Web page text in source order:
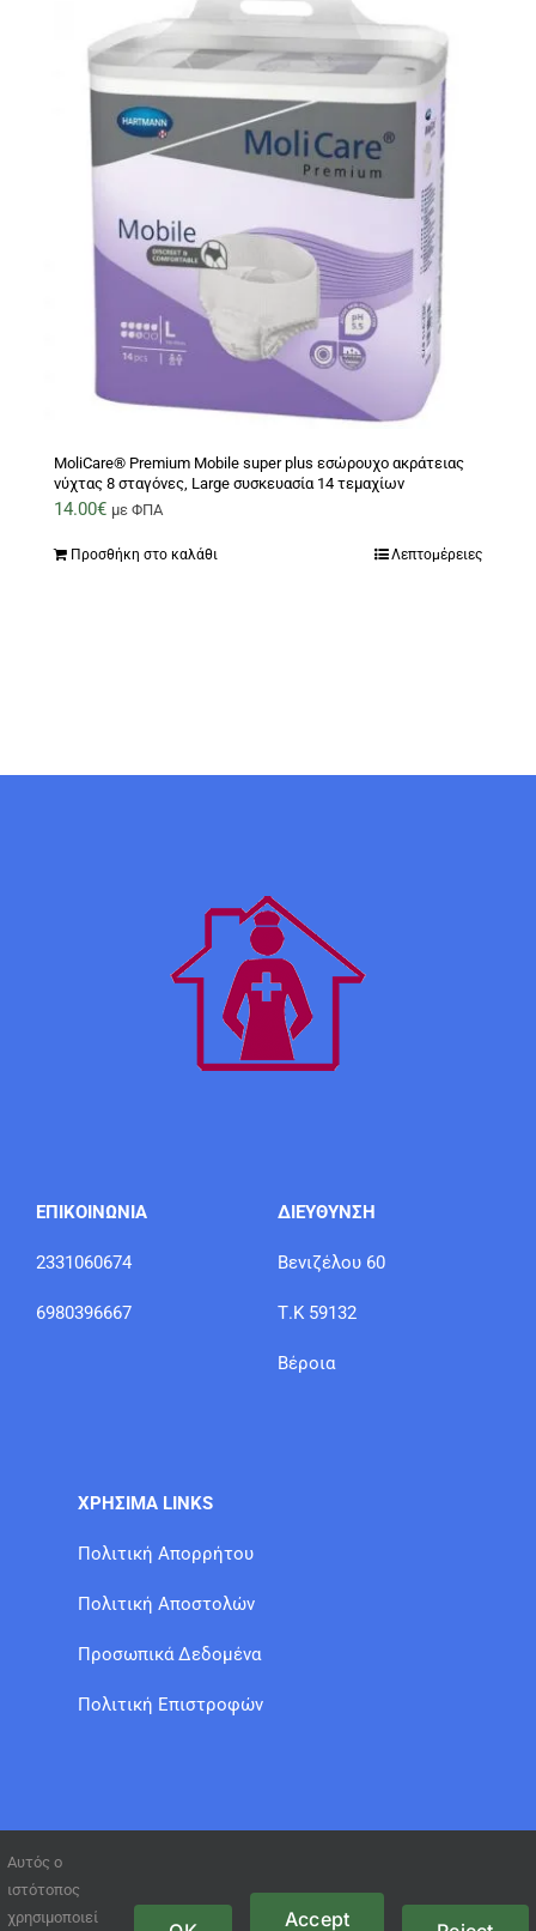
MoliCare® Premium Mobile super plus εσώρουχο ακράτειας
νύχτας 8 σταγόνες, Large συσκευασία 14 τεμαχίων
14.00€ με ΦΠΑ
Προσθήκη στο καλάθι Λεπτομέρειες
ΕΠΙΚΟΙΝΩΝΙΑ
2331060674
6980396667
ΔΙΕΥΘΥΝΣΗ
Βενιζέλου 60
Τ.Κ 59132
Βέροια
ΧΡΗΣΙΜΑ LINKS
Πολιτική Απορρήτου
Πολιτική Αποστολών
Προσωπικά Δεδομένα
Πολιτική Επιστροφών
Αυτός ο
ιστότοπος
χρησιμοποιεί
Accept